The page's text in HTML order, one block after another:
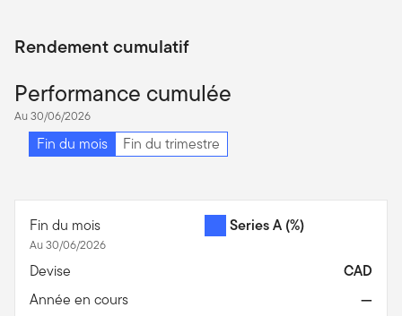
Rendement cumulatif
Performance cumulée
Au 30/06/2026
Fin du mois Fin du trimestre
Fin du mois
Au 30/06/2026
Series A (%)
Devise
CAD
Année en cours
—